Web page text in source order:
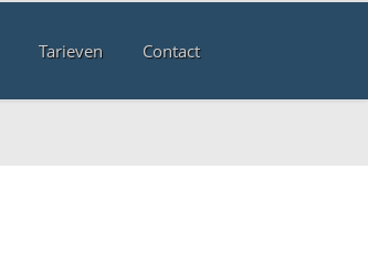
Tarieven Contact